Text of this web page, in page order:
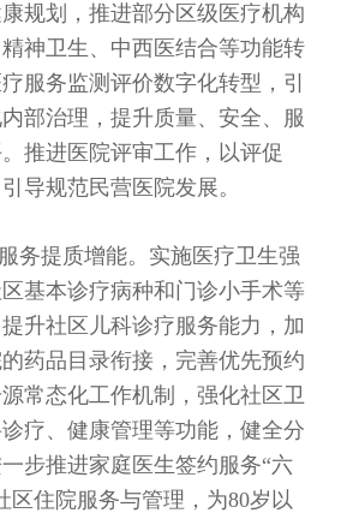
规划，推进部分区级医疗机构
神卫生、中西医结合等功能转
服务监测评价数字化转型，引
部治理，提升质量、安全、服
推进医院评审工作，以评促
导规范民营医院发展。
务提质增能。实施医疗卫生强
基本诊疗病种和门诊小手术等
升社区儿科诊疗服务能力，加
药品目录衔接，完善优先预约
常态化工作机制，强化社区卫
疗、健康管理等功能，健全分
步推进家庭医生签约服务“六
区住院服务与管理，为80岁以